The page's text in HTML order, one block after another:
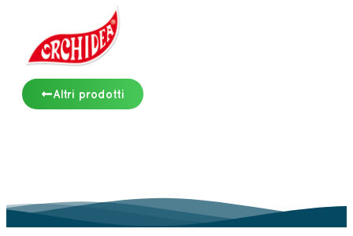
Altri prodotti